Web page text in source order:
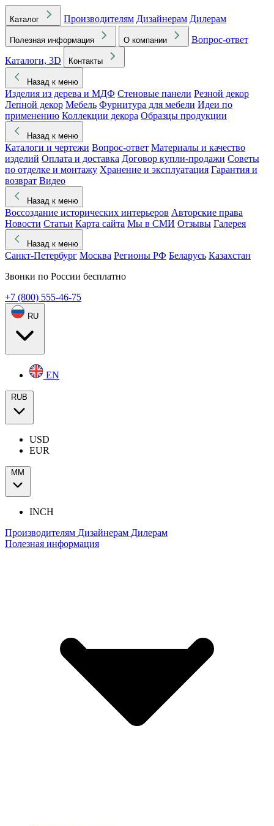
Каталог Производителям Дизайнерам Дилерам
Полезная информация О компании
Вопрос-ответ
Каталоги, 3D
Контакты
Назад к меню
Изделия из дерева и МДФ Стеновые панели Резной декор
Лепной декор Мебель Фурнитура для мебели Идеи по
применению Коллекции декора Образцы продукции
Назад к меню
Каталоги и чертежи Вопрос-ответ Материалы и качество
изделий Оплата и доставка Договор купли-продажи Советы
по отделке и монтажу Хранение и эксплуатация Гарантия и
возврат Видео
Назад к меню
Воссоздание исторических интерьеров Авторские права
Новости Статьи Карта сайта Мы в СМИ Отзывы Галерея
Назад к меню
Санкт-Петербург Москва Регионы РФ Беларусь Казахстан
Звонки по России бесплатно
+7 (800) 555-46-75
RU
EN
RUB
USD
EUR
ММ
INCH
Производителям Дизайнерам Дилерам
Полезная информация